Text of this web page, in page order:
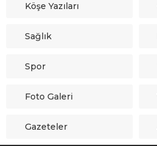
Köşe Yazıları
Sağlık
Spor
Foto Galeri
Gazeteler